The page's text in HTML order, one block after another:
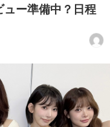
ュー準備中？日程